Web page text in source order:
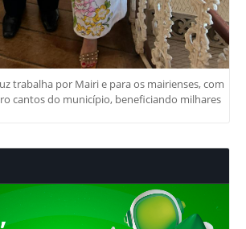
trabalha por Mairi e para os mairienses, com
cantos do município, beneficiando milhares